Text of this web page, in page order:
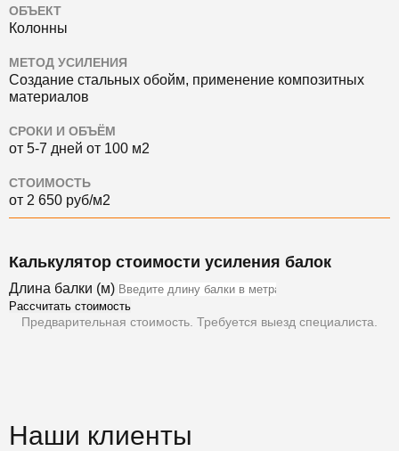
ОБЪЕКТ
Колонны
МЕТОД УСИЛЕНИЯ
Создание стальных обойм, применение композитных
материалов
СРОКИ И ОБЪЁМ
от 5-7 дней от 100 м2
СТОИМОСТЬ
от 2 650 руб/м2
Калькулятор стоимости усиления балок
Длина балки (м)
Рассчитать стоимость
Предварительная стоимость. Требуется выезд специалиста.
Наши клиенты